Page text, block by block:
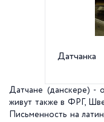
Датчанка
Датчане (данскере) -
живут также в ФРГ,
Письменность на